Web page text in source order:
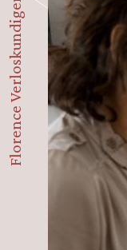
Florence Verloskundigenpraktijk